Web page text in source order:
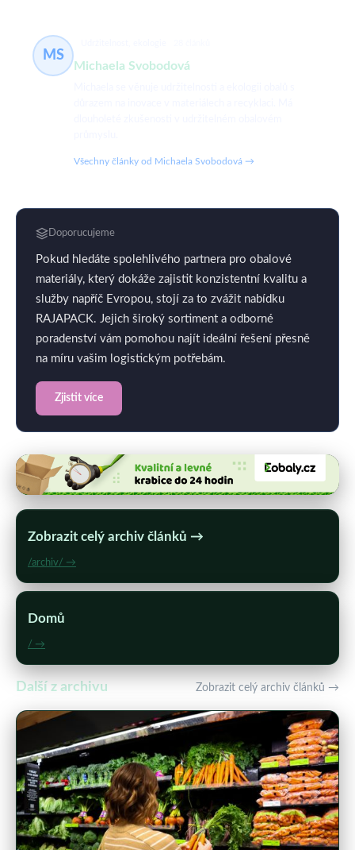
MS
Michaela Svobodová
Všechny články od Michaela Svobodová →
Doporucujeme
Pokud hledáte spolehlivého partnera pro obalové
materiály, který dokáže zajistit konzistentní kvalitu a
služby napříč Evropou, stojí za to zvážit nabídku
RAJAPACK. Jejich široký sortiment a odborné
poradenství vám pomohou najít ideální řešení přesně
na míru vašim logistickým potřebám.
Zjistit více
Zobrazit celý archiv článků →
/archiv/ →
Domů
/ →
Další z archivu Zobrazit celý archiv článků →